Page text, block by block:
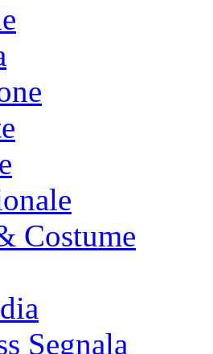
Costume
Segnala